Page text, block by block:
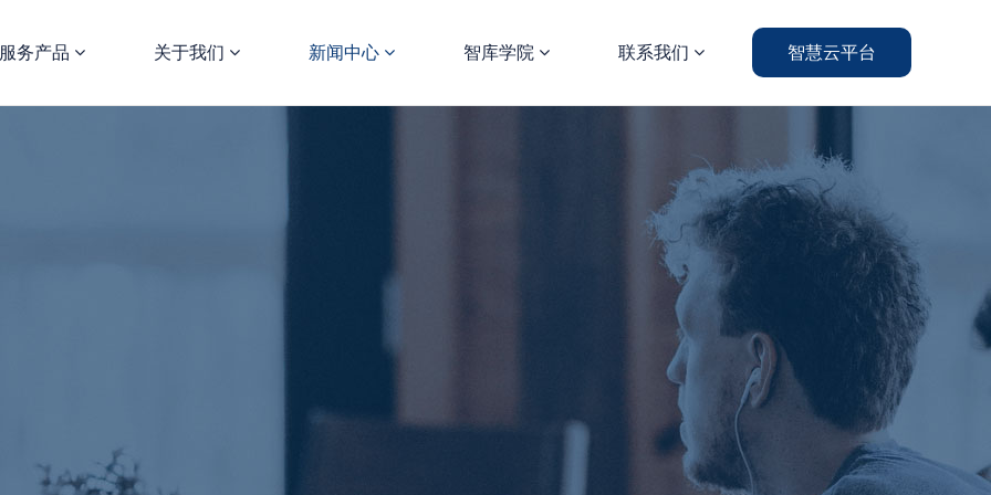
服务产品 关于我们 新闻中心 智库学院 联系我们 智慧云平台